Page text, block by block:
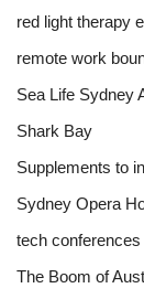
red light therapy
remote work
Sea Life Sydney
Shark Bay
Supplements to
Sydney Opera
tech
The Boom of